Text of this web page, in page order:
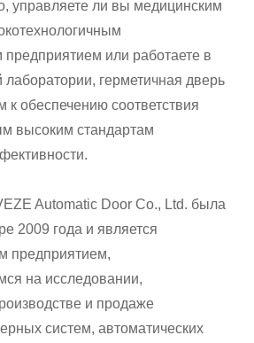
управляете ли вы медицинским
или работаете в
лаборатории, герметичная дверь
к обеспечению соответствия
высоким стандартам
Automatic Door Co., Ltd. была
2009 года и является
предприятием,
на исследовании,
и продаже
систем, автоматических